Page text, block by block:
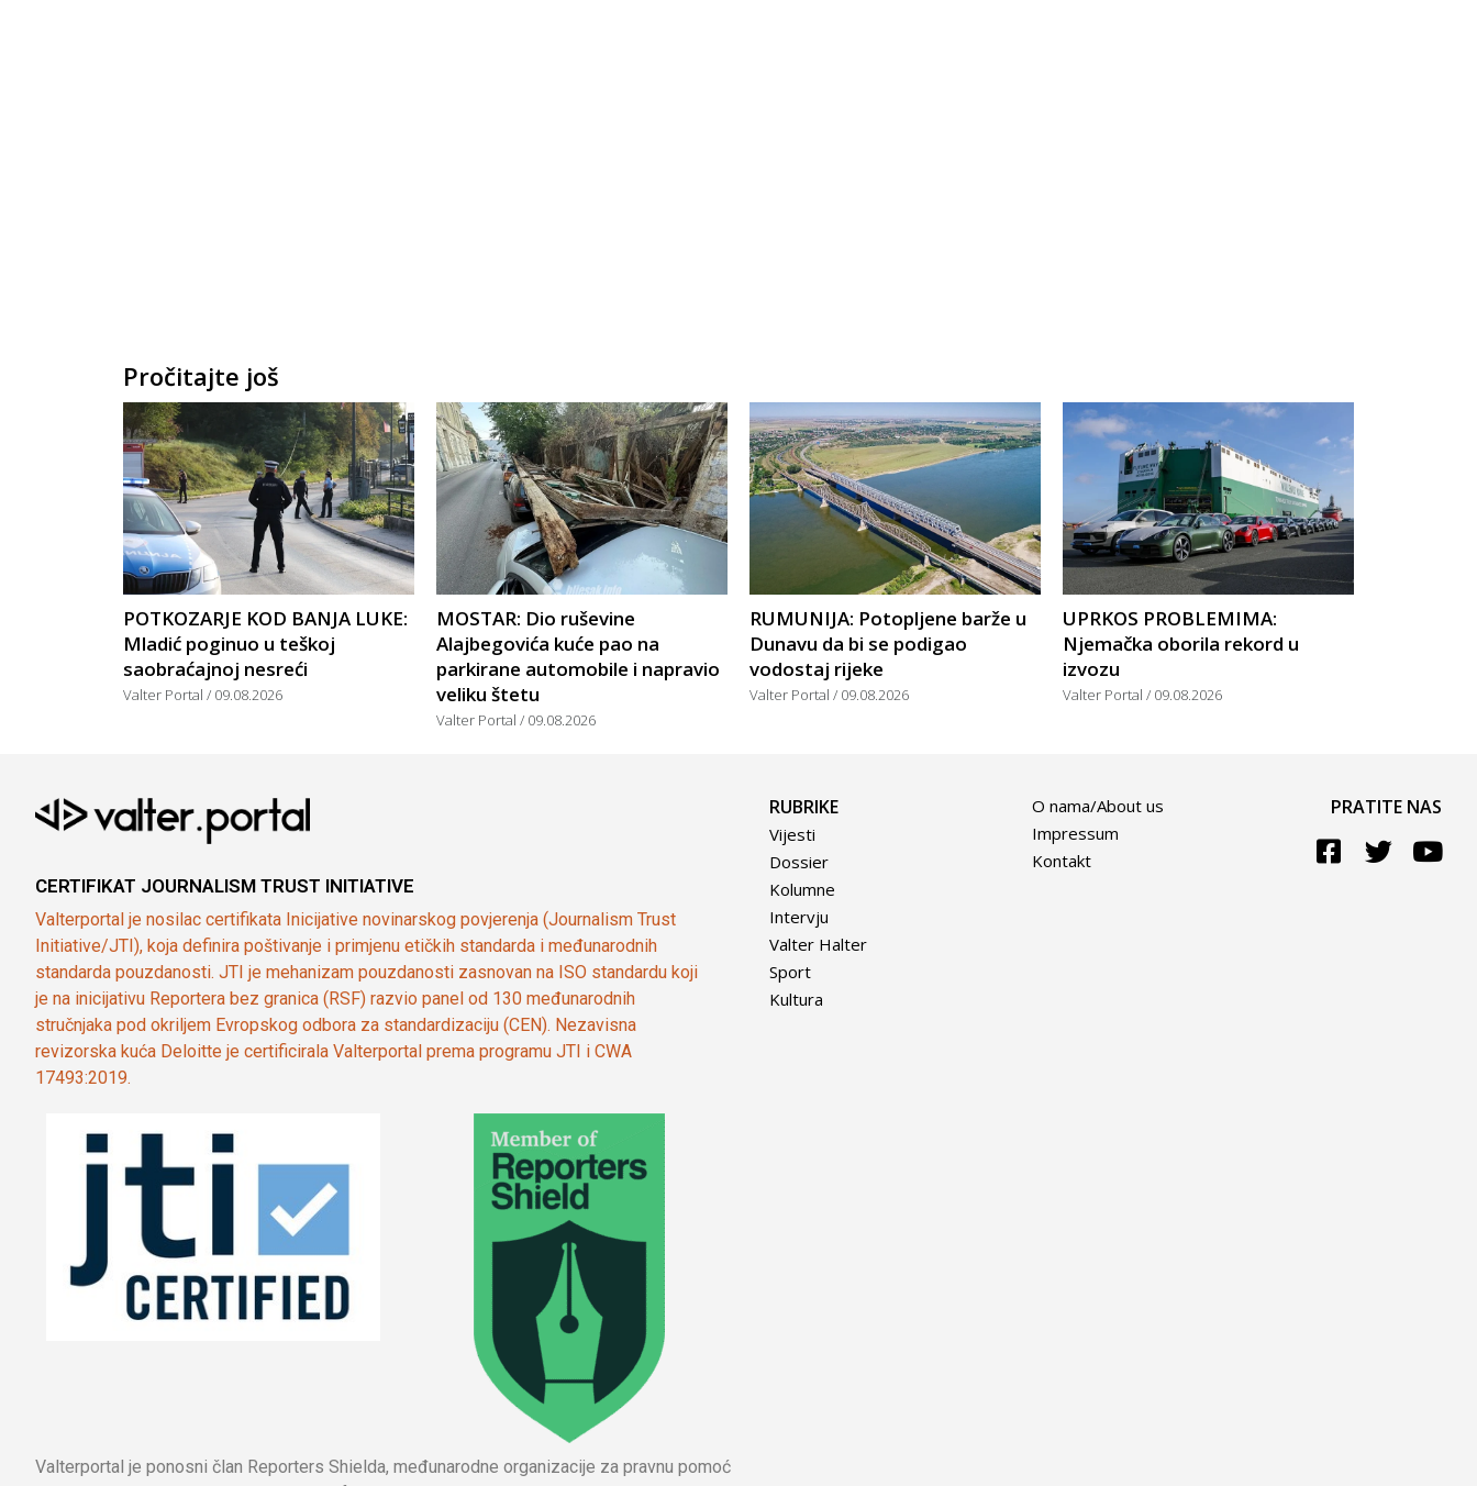
Pročitajte još
POTKOZARJE KOD BANJA LUKE:
Mladić poginuo u teškoj
saobraćajnoj nesreći
Valter Portal 09.08.2026
MOSTAR: Dio ruševine
Alajbegovića kuće pao na
parkirane automobile i napravio
veliku štetu
Valter Portal 09.08.2026
RUMUNIJA: Potopljene barže u
Dunavu da bi se podigao
vodostaj rijeke
Valter Portal 09.08.2026
UPRKOS PROBLEMIMA:
Njemačka oborila rekord u
izvozu
Valter Portal 09.08.2026
CERTIFIKAT JOURNALISM TRUST INITIATIVE
Valterportal je nosilac certifikata Inicijative novinarskog povjerenja (Journalism Trust
Initiative/JTI), koja definira poštivanje i primjenu etičkih standarda i međunarodnih
standarda pouzdanosti. JTI je mehanizam pouzdanosti zasnovan na ISO standardu koji
je na inicijativu Reportera bez granica (RSF) razvio panel od 130 međunarodnih
stručnjaka pod okriljem Evropskog odbora za standardizaciju (CEN). Nezavisna
revizorska kuća Deloitte je certificirala Valterportal prema programu JTI i CWA
17493:2019.
Valterportal je ponosni član Reporters Shielda, međunarodne organizacije za pravnu pomoć
RUBRIKE
Vijesti
Dossier
Kolumne
Intervju
Valter Halter
Sport
Kultura
O nama/About us
Impressum
Kontakt
PRATITE NAS